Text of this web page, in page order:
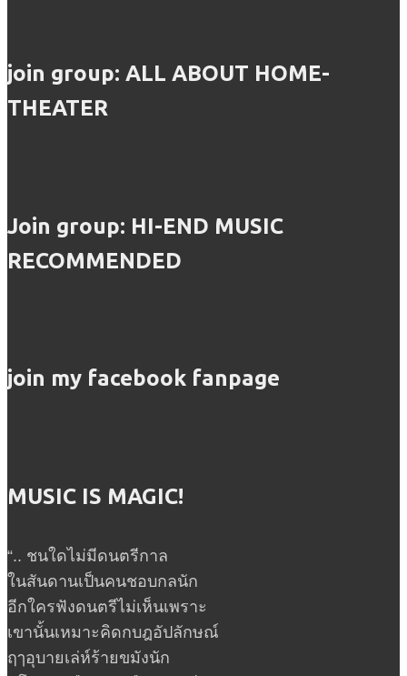
join group: ALL ABOUT HOME-
THEATER
Join group: HI-END MUSIC
RECOMMENDED
join my facebook fanpage
MUSIC IS MAGIC!
“.. ชนใดไม่มีดนตรีกาล
ในสันดานเป็นคนชอบกลนัก
อีกใครฟังดนตรีไม่เห็นเพราะ
เขานั้นเหมาะคิดกบฎอัปลักษณ์
ฤๅอุบายเล่ห์ร้ายขมังนัก